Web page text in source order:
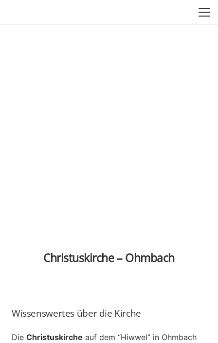
Christuskirche – Ohmbach
Wissenswertes über die Kirche
Die Christuskirche auf dem “Hiwwel” in Ohmbach